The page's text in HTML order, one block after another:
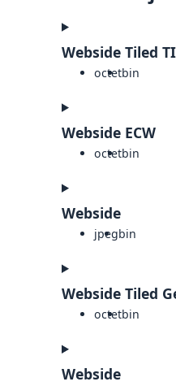
Webside Tiled
octetbin
Webside ECW
octetbin
Webside
jpegbin
Webside Tiled
octetbin
Webside